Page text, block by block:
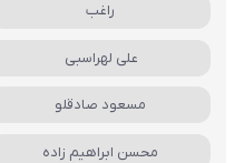
راغب
علی لهراسبی
مسعود صادقلو
محسن ابراهیم زاده